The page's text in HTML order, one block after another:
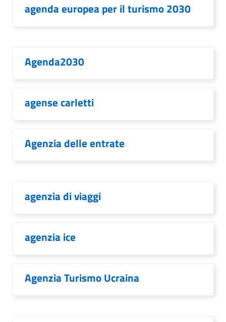
agenda europea per il turismo 2030
Agenda2030
agense carletti
Agenzia delle entrate
agenzia di viaggi
agenzia ice
Agenzia Turismo Ucraina